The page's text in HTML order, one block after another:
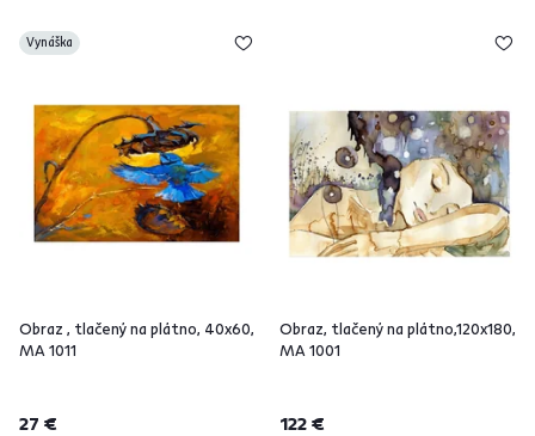
Vynáška
Obraz , tlačený na plátno, 40x60,
MA 1011
27 €
Obraz, tlačený na plátno,120x180,
MA 1001
122 €